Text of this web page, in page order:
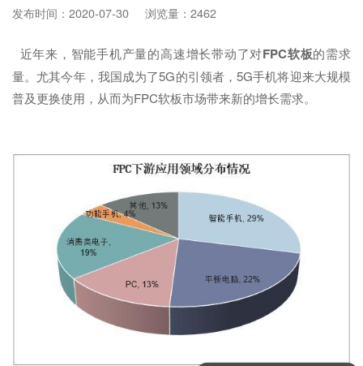
发布时间：2020-07-30 浏览量：2462
近年来，智能手机产量的高速增长带动了对FPC软板的需求
量。尤其今年，我国成为了5G的引领者，5G手机将迎来大规模
普及更换使用，从而为FPC软板市场带来新的增长需求。